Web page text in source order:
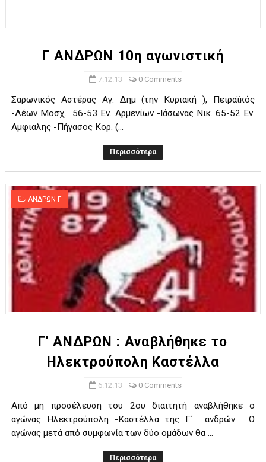
Γ ΑΝΔΡΩΝ 10η αγωνιστική
7.12.13 0 Comments
Σαρωνικός Αστέρας Αγ. Δημ (την Κυριακή ), Πειραϊκός
-Λέων Μοσχ. 56-53 Εν. Αρμενίων -Ιάσωνας Νικ. 65-52 Εν.
Αμφιάλης -Πήγασος Κορ. (...
Περισσότερα
ΑΝΔΡΩΝ Γ
Γ' ΑΝΔΡΩΝ : Αναβλήθηκε το
Ηλεκτρούπολη Καστέλλα
6.12.13 0 Comments
Από μη προσέλευση του 2ου διαιτητή αναβλήθηκε ο
αγώνας Ηλεκτρούπολη -Καστέλλα της Γ΄ ανδρών . Ο
αγώνας μετά από συμφωνία των δύο ομάδων θα ...
Περισσότερα